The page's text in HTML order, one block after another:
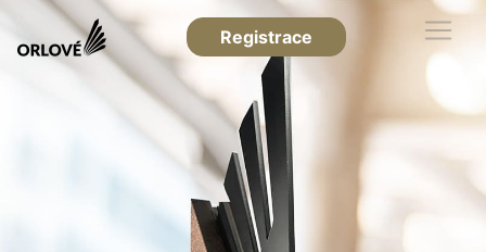
Registrace